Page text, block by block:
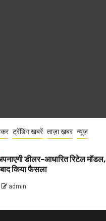
ट्रेंडिंग खबरें ताज़ा ख़बर न्यूज़
डीलर-आधारित रिटेल मॉडल,
किया फैसला
admin